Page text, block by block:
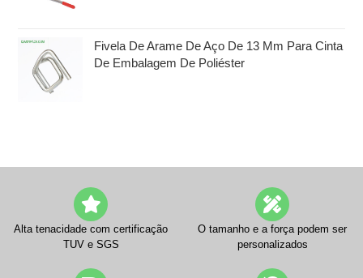
Fivela De Arame De Aço De 13 Mm Para Cinta
De Embalagem De Poliéster
Alta tenacidade com certificação
TUV e SGS
O tamanho e a força podem ser
personalizados